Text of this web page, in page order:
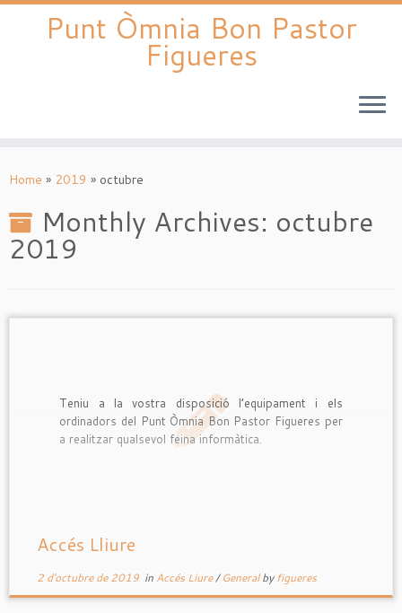
to
Punt Òmnia Bon Pastor
Figueres
Home » 2019 » octubre
Monthly Archives: octubre
2019
Teniu a la vostra disposició l’equipament i els
ordinadors del Punt Òmnia Bon Pastor Figueres per
a realitzar qualsevol feina informàtica.
Accés Lliure
2 d'octubre de 2019in Accés Liure/Generalbyfigueres